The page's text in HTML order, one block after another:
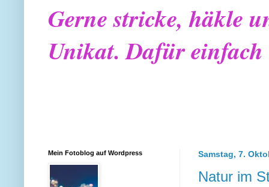
Gerne stricke, häkle
Unikat. Dafür
Samstag, 7.
Natur im
Mein Fotoblog auf Wordpress